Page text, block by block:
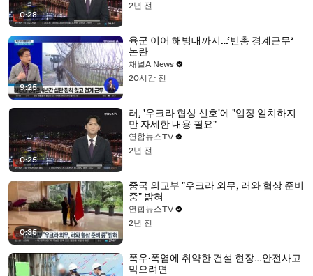
0:28
2년 전
9:25
육군 이어 해병대까지…‘빈총 경계근무’
논란
채널A News
20시간 전
0:25
러, '우크라 협상 신호'에 "입장 일치하지
만 자세한 내용 필요"
연합뉴스TV
2년 전
0:35
중국 외교부 "우크라 외무, 러와 협상 준비
중" 밝혀
연합뉴스TV
2년 전
폭우·폭염에 취약한 건설 현장…안전사고
막으려면